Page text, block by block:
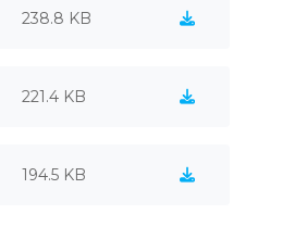
238.8 KB
221.4 KB
194.5 KB